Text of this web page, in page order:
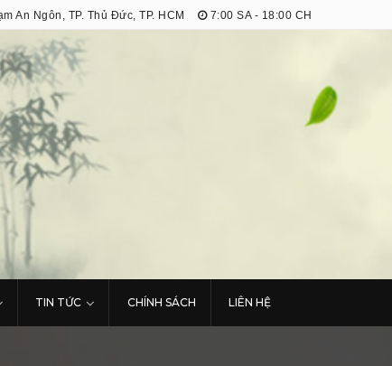
An Ngôn, TP. Thủ Đức, TP. HCM 7:00 SA - 18:00 CH
TIN TỨC CHÍNH SÁCH LIÊN HỆ